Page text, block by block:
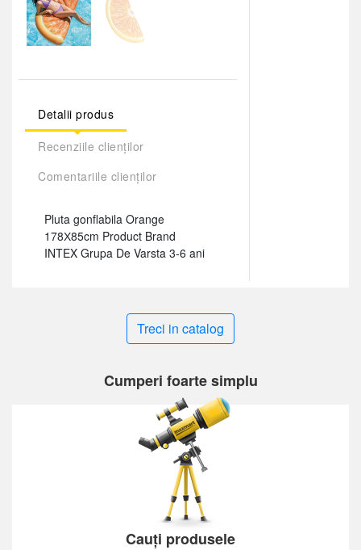
Detalii produs
Recenziile clienților
Comentariile clienților
Pluta gonflabila Orange
178Х85cm Product Brand
INTEX Grupa De Varsta 3-6 ani
Treci in catalog
Cumperi foarte simplu
Cauți produsele